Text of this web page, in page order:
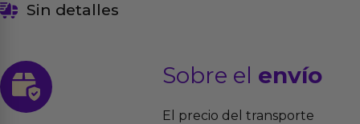
Sin detalles
Sobre el envío
El precio del transporte